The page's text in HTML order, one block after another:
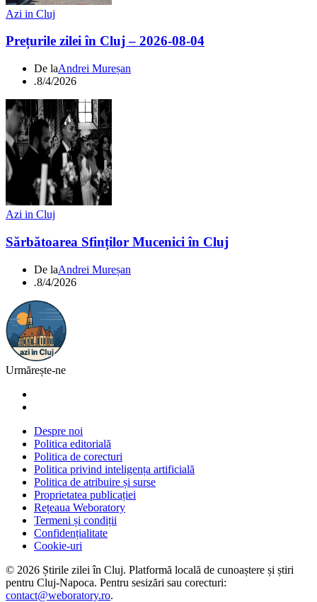
Azi in Cluj
Prețurile zilei în Cluj – 2026-08-04
De laAndrei Mureșan
.8/4/2026
Azi in Cluj
Sărbătoarea Sfinților Mucenici în Cluj
De laAndrei Mureșan
.8/4/2026
Urmărește-ne
Despre noi
Politica editorială
Politica de corecturi
Politica privind inteligența artificială
Politica de atribuire și surse
Proprietatea publicației
Rețeaua Weboratory
Termeni și condiții
Confidențialitate
Cookie-uri
© 2026 Știrile zilei în Cluj. Platformă locală de cunoaștere și știri
pentru Cluj-Napoca. Pentru sesizări sau corecturi:
contact@weboratory.ro.